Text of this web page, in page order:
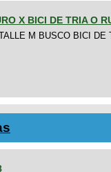
X BICI DE TRIA O
M BUSCO BICI DE